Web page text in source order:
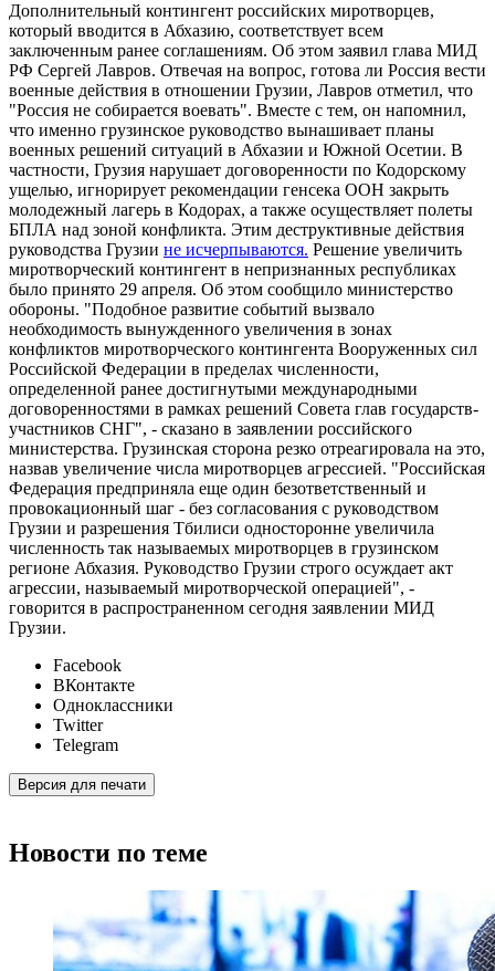
Дополнительный контингент российских миротворцев,
который вводится в Абхазию, соответствует всем
заключенным ранее соглашениям. Об этом заявил глава МИД
РФ Сергей Лавров. Отвечая на вопрос, готова ли Россия вести
военные действия в отношении Грузии, Лавров отметил, что
"Россия не собирается воевать". Вместе с тем, он напомнил,
что именно грузинское руководство вынашивает планы
военных решений ситуаций в Абхазии и Южной Осетии. В
частности, Грузия нарушает договоренности по Кодорскому
ущелью, игнорирует рекомендации генсека ООН закрыть
молодежный лагерь в Кодорах, а также осуществляет полеты
БПЛА над зоной конфликта. Этим деструктивные действия
руководства Грузии не исчерпываются. Решение увеличить
миротворческий контингент в непризнанных республиках
было принято 29 апреля. Об этом сообщило министерство
обороны. "Подобное развитие событий вызвало
необходимость вынужденного увеличения в зонах
конфликтов миротворческого контингента Вооруженных сил
Российской Федерации в пределах численности,
определенной ранее достигнутыми международными
договоренностями в рамках решений Совета глав государств-
участников СНГ", - сказано в заявлении российского
министерства. Грузинская сторона резко отреагировала на это,
назвав увеличение числа миротворцев агрессией. "Российская
Федерация предприняла еще один безответственный и
провокационный шаг - без согласования с руководством
Грузии и разрешения Тбилиси односторонне увеличила
численность так называемых миротворцев в грузинском
регионе Абхазия. Руководство Грузии строго осуждает акт
агрессии, называемый миротворческой операцией", -
говорится в распространенном сегодня заявлении МИД
Грузии.
Facebook
ВКонтакте
Одноклассники
Twitter
Telegram
Версия для печати
Новости по теме